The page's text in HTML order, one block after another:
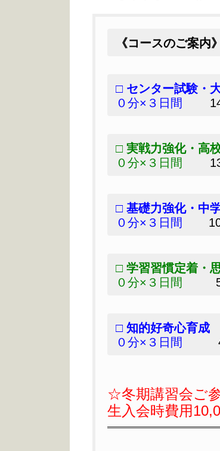
《コースのご案内》
□ センター試験・
０分×３日間
□実戦力強化・
０分×３日間
□基礎力強化・
０分×３日間
□学習習慣定着
０分×３日間
□知的好奇
０分×３日間
☆冬期講習会ご
生入会時費用